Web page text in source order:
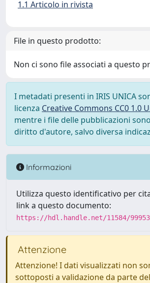
1.1 Articolo in rivista
File in questo prodotto:
Non ci sono file associati a questo
I metadati presenti in IRIS UNICA
licenza Creative Commons CC0 1.0
mentre i file delle pubblicazioni
diritto d'autore, salvo diversa
Informazioni
Utilizza questo identificativo per
link a questo documento:
https://hdl.handle.net/11584/99953
Attenzione
Attenzione! I dati visualizzati non
sottoposti a validazione da parte